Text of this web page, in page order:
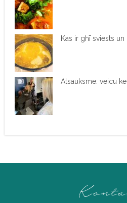
Kas ir ghī sviests un
Atsauksme: veicu